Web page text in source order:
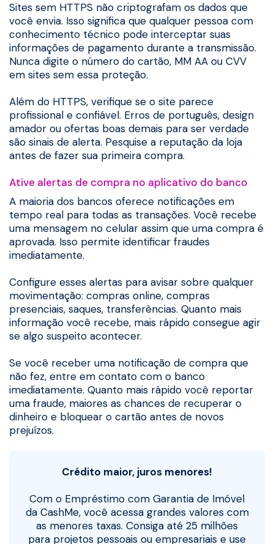
Sites sem HTTPS não criptografam os dados que
você envia. Isso significa que qualquer pessoa com
conhecimento técnico pode interceptar suas
informações de pagamento durante a transmissão.
Nunca digite o número do cartão, MM AA ou CVV
em sites sem essa proteção.
Além do HTTPS, verifique se o site parece
profissional e confiável. Erros de português, design
amador ou ofertas boas demais para ser verdade
são sinais de alerta. Pesquise a reputação da loja
antes de fazer sua primeira compra.
Ative alertas de compra no aplicativo do banco
A maioria dos bancos oferece notificações em
tempo real para todas as transações. Você recebe
uma mensagem no celular assim que uma compra é
aprovada. Isso permite identificar fraudes
imediatamente.
Configure esses alertas para avisar sobre qualquer
movimentação: compras online, compras
presenciais, saques, transferências. Quanto mais
informação você recebe, mais rápido consegue agir
se algo suspeito acontecer.
Se você receber uma notificação de compra que
não fez, entre em contato com o banco
imediatamente. Quanto mais rápido você reportar
uma fraude, maiores as chances de recuperar o
dinheiro e bloquear o cartão antes de novos
prejuízos.
Crédito maior, juros menores!
Com o Empréstimo com Garantia de Imóvel
da CashMe, você acessa grandes valores com
as menores taxas. Consiga até 25 milhões
para projetos pessoais ou empresariais e use